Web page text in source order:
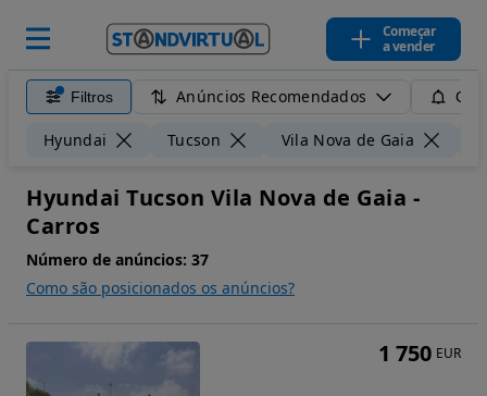
Começar
a vender
Filtros Anúncios Recomendados
Hyundai Tucson Vila Nova de Gaia
Hyundai Tucson Vila Nova de Gaia -
Carros
Número de anúncios: 37
Como são posicionados os anúncios?
1 750 EUR